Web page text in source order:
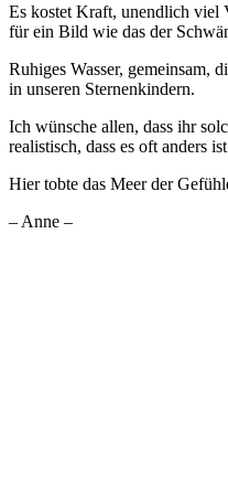
Es kostet Kraft, unendlich viel
für ein Bild wie das der
Ruhiges Wasser, gemeinsam,
in unseren Sternenkindern.
Ich wünsche allen, dass ihr
realistisch, dass es oft anders
Hier tobte das Meer der
– Anne –